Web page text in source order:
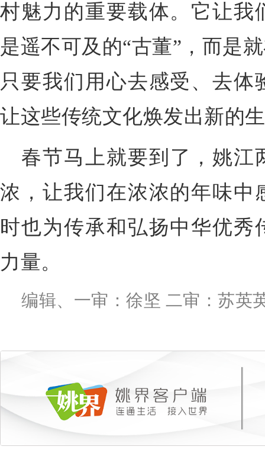
村魅力的重要载体。它让我
是遥不可及的“古董”，而是
只要我们用心去感受、去
让这些传统文化焕发出新的
春节马上就要到了，姚江
浓，让我们在浓浓的年味中
时也为传承和弘扬中华优秀
力量。
编辑、一审：徐坚 二审：苏英